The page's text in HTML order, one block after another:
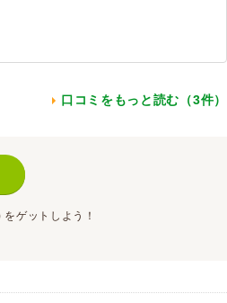
口コミをもっと読む（3件）
をゲットしよう！